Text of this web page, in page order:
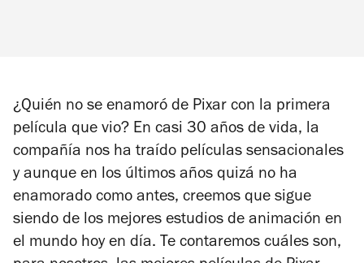
¿Quién no se enamoró de Pixar con la primera
película que vio? En casi 30 años de vida, la
compañía nos ha traído películas sensacionales
y aunque en los últimos años quizá no ha
enamorado como antes, creemos que sigue
siendo de los mejores estudios de animación en
el mundo hoy en día. Te contaremos cuáles son,